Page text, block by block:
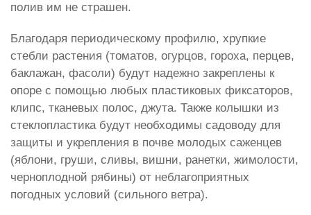
полив им не страшен.
Благодаря периодическому профилю, хрупкие
стебли растения (томатов, огурцов, гороха, перцев,
баклажан, фасоли) будут надежно закреплены к
опоре с помощью любых пластиковых фиксаторов,
клипс, тканевых полос, джута. Также колышки из
стеклопластика будут необходимы садоводу для
защиты и укрепления в почве молодых саженцев
(яблони, груши, сливы, вишни, ранетки, жимолости,
черноплодной рябины) от неблагоприятных
погодных условий (сильного ветра).